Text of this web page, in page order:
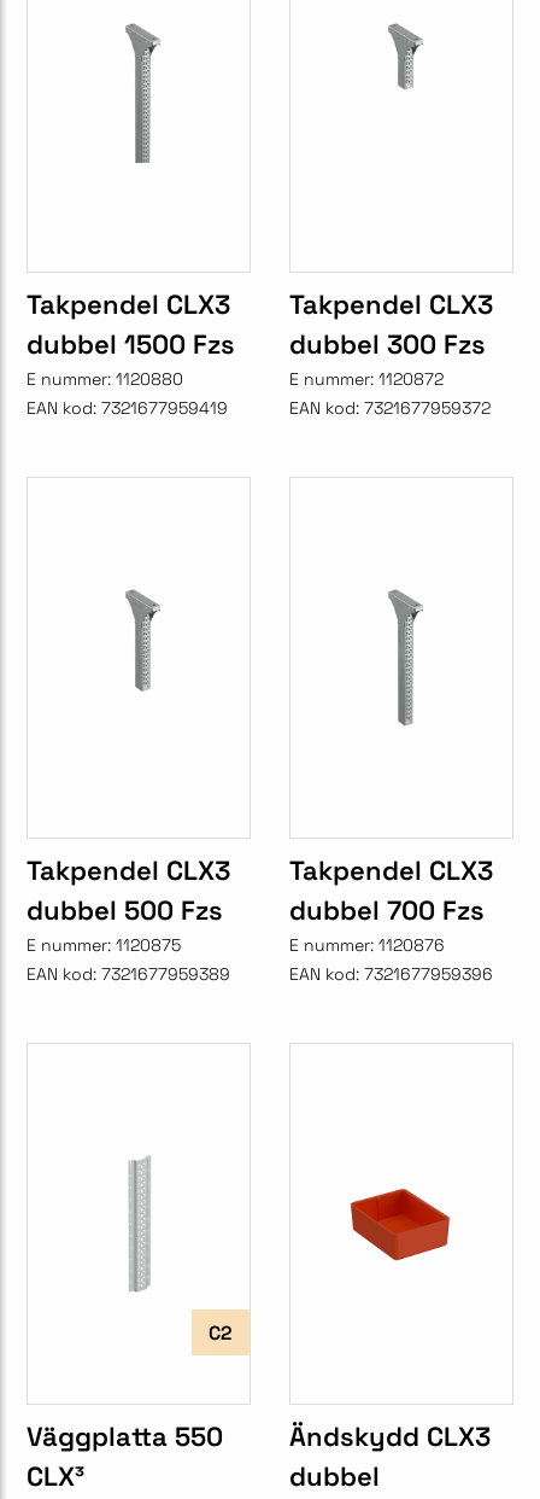
Takpendel CLX3
dubbel 1500 Fzs
E nummer: 1120880
EAN kod: 7321677959419
Takpendel CLX3
dubbel 300 Fzs
E nummer: 1120872
EAN kod: 7321677959372
Takpendel CLX3
dubbel 500 Fzs
E nummer: 1120875
EAN kod: 7321677959389
Takpendel CLX3
dubbel 700 Fzs
E nummer: 1120876
EAN kod: 7321677959396
C2
Väggplatta 550
CLX³
Ändskydd CLX3
dubbel